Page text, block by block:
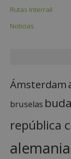
Rutas Interrail
Noticias
Ámsterdam
bruselas
república
alemania